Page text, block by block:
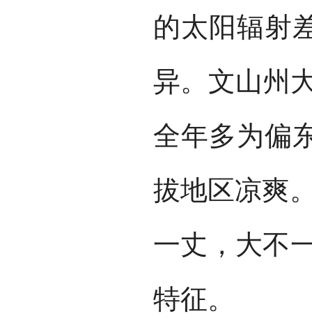
的太阳辐射
异。文山州
全年多为偏
拔地区凉爽
一丈，大不
特征。